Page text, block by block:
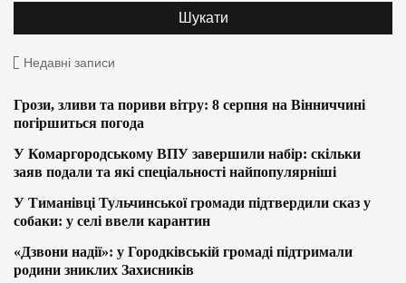
Недавні записи
Грози, зливи та пориви вітру: 8 серпня на Вінниччині
погіршиться погода
У Комаргородському ВПУ завершили набір: скільки
заяв подали та які спеціальності найпопулярніші
У Тиманівці Тульчинської громади підтвердили сказ у
собаки: у селі ввели карантин
«Дзвони надії»: у Городківській громаді підтримали
родини зниклих Захисників